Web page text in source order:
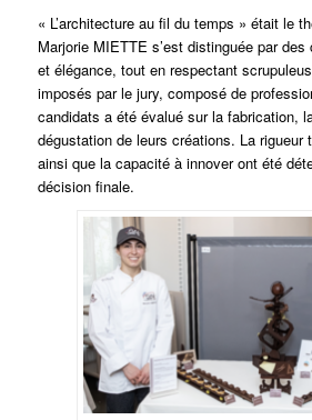
« L’architecture au fil du temps » était le
Marjorie MIETTE s’est distinguée par
et élégance, tout en respectant
imposés par le jury, composé de
candidats a été évalué sur la fabrication,
dégustation de leurs créations. La rigueur
ainsi que la capacité à innover ont été
décision finale.